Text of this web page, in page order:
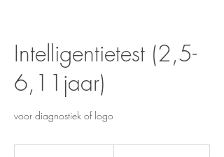
Intelligentietest (2,5-
6,11jaar)
voor diagnostiek of logo